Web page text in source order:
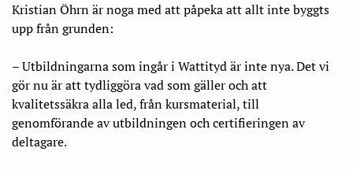
Kristian Öhrn är noga med att påpeka att allt inte byggts
upp från grunden:
– Utbildningarna som ingår i Wattityd är inte nya. Det vi
gör nu är att tydliggöra vad som gäller och att
kvalitetssäkra alla led, från kursmaterial, till
genomförande av utbildningen och certifieringen av
deltagare.